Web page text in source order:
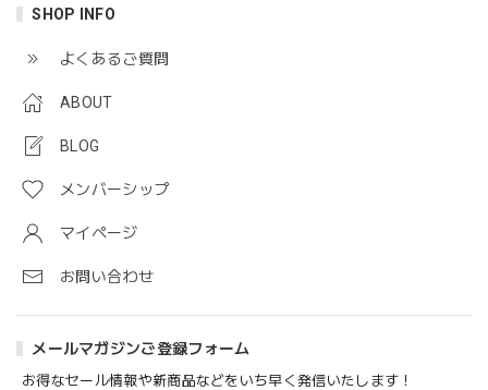
SHOP INFO
よくあるご質問
ABOUT
BLOG
メンバーシップ
マイページ
お問い合わせ
メールマガジンご登録フォーム
お得なセール情報や新商品などをいち早く発信いたします！